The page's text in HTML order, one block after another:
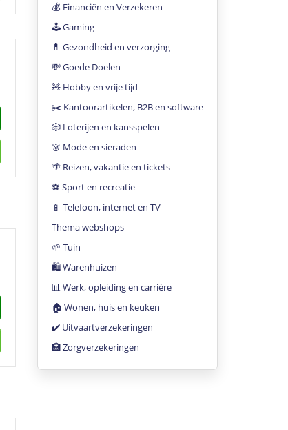
💰 Financiën en Verzekeren
🕹 Gaming
💊 Gezondheid en verzorging
💸 Goede Doelen
🧸 Hobby en vrije tijd
✂️ Kantoorartikelen, B2B en software
🎲 Loterijen en kansspelen
👗 Mode en sieraden
🌴 Reizen, vakantie en tickets
⚽️ Sport en recreatie
📱 Telefoon, internet en TV
Thema webshops
🌱 Tuin
🛍 Warenhuizen
📊 Werk, opleiding en carrière
🏠 Wonen, huis en keuken
✔️ Uitvaartverzekeringen
🏥 Zorgverzekeringen